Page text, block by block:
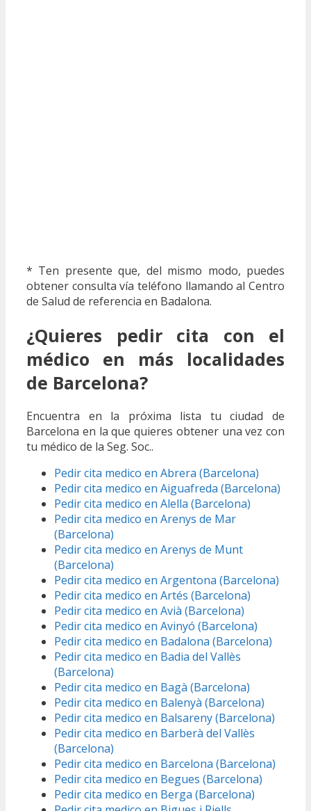
* Ten presente que, del mismo modo, puedes
obtener consulta vía teléfono llamando al Centro
de Salud de referencia en Badalona.
¿Quieres pedir cita con el
médico en más localidades
de Barcelona?
Encuentra en la próxima lista tu ciudad de
Barcelona en la que quieres obtener una vez con
tu médico de la Seg. Soc..
Pedir cita medico en Abrera (Barcelona)
Pedir cita medico en Aiguafreda (Barcelona)
Pedir cita medico en Alella (Barcelona)
Pedir cita medico en Arenys de Mar
(Barcelona)
Pedir cita medico en Arenys de Munt
(Barcelona)
Pedir cita medico en Argentona (Barcelona)
Pedir cita medico en Artés (Barcelona)
Pedir cita medico en Avià (Barcelona)
Pedir cita medico en Avinyó (Barcelona)
Pedir cita medico en Badalona (Barcelona)
Pedir cita medico en Badia del Vallès
(Barcelona)
Pedir cita medico en Bagà (Barcelona)
Pedir cita medico en Balenyà (Barcelona)
Pedir cita medico en Balsareny (Barcelona)
Pedir cita medico en Barberà del Vallès
(Barcelona)
Pedir cita medico en Barcelona (Barcelona)
Pedir cita medico en Begues (Barcelona)
Pedir cita medico en Berga (Barcelona)